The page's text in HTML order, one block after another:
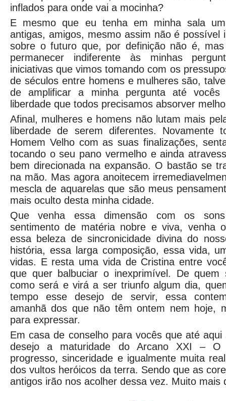
inflados para onde vai a mocinha?
E mesmo que eu tenha em minha sala
antigas, amigos, mesmo assim não é possível
sobre o futuro que, por definição não é,
permanecer indiferente às minhas
iniciativas que vimos tomando com os
de séculos entre homens e mulheres são,
de amplificar a minha pergunta até
liberdade que todos precisamos absorver
Afinal, mulheres e homens não lutam mais
liberdade de serem diferentes. Novamente
Homem Velho com as suas finalizações,
tocando o seu pano vermelho e ainda
bem direcionada na expansão. O bastão se
na mão. Mas agora anoitecem
mescla de aquarelas que são meus
mais oculto desta minha cidade.
Que venha essa dimensão com os
sentimento de matéria nobre e viva, venha
essa beleza de sincronicidade divina do
história, essa larga composição, essa vida,
vidas. E resta uma vida de Cristina entre
que quer balbuciar o inexprimível. De
como será e virá a ser triunfo algum dia,
tempo esse desejo de servir, essa
amanhã dos que não têm ontem nem hoje,
para expressar.
Em casa de conselho para vocês que até
desejo a maturidade do Arcano XXI – O
progresso, sinceridade e igualmente muita
dos vultos heróicos da terra. Sendo que as
antigos irão nos acolher dessa vez. Muito mais